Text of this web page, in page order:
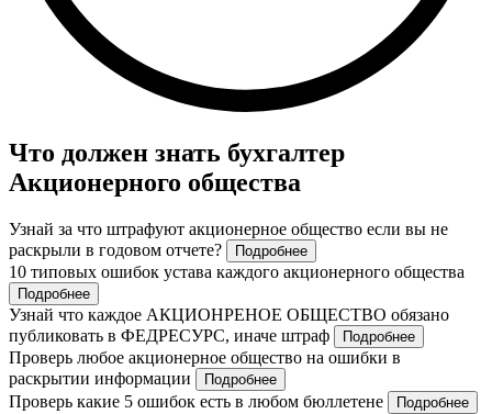
Что должен знать бухгалтер
Акционерного общества
Узнай за что штрафуют акционерное общество если вы не
раскрыли в годовом отчете?
Подробнее
10 типовых ошибок устава каждого акционерного общества
Подробнее
Узнай что каждое АКЦИОНРЕНОЕ ОБЩЕСТВО обязано
публиковать в ФЕДРЕСУРС, иначе штраф
Подробнее
Проверь любое акционерное общество на ошибки в
раскрытии информации
Подробнее
Проверь какие 5 ошибок есть в любом бюллетене Подробнее